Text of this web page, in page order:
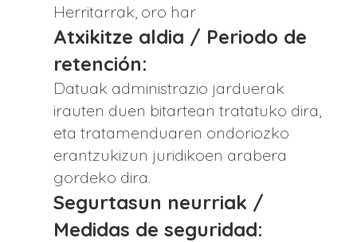
Herritarrak, oro har
Atxikitze aldia / Periodo de
retención:
Datuak administrazio jarduerak
irauten duen bitartean tratatuko dira,
eta tratamenduaren ondoriozko
erantzukizun juridikoen arabera
gordeko dira.
Segurtasun neurriak /
Medidas de seguridad: